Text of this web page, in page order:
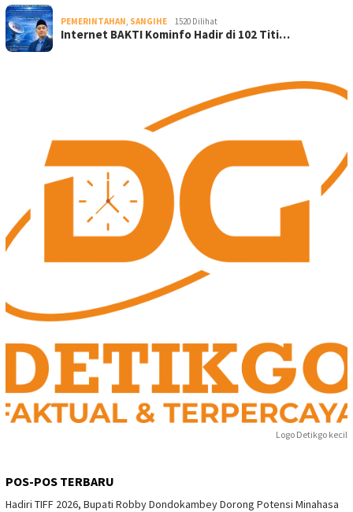
PEMERINTAHAN, SANGIHE 1520 Dilihat
Internet BAKTI Kominfo Hadir di 102 Titi…
Logo Detikgo kecil
POS-POS TERBARU
Hadiri TIFF 2026, Bupati Robby Dondokambey Dorong Potensi Minahasa